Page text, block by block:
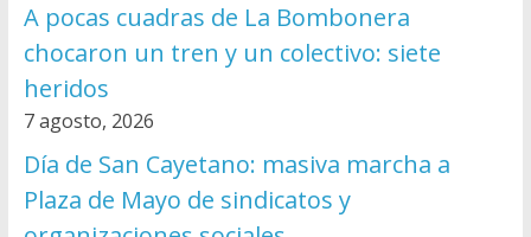
A pocas cuadras de La Bombonera
chocaron un tren y un colectivo: siete
heridos
7 agosto, 2026
Día de San Cayetano: masiva marcha a
Plaza de Mayo de sindicatos y